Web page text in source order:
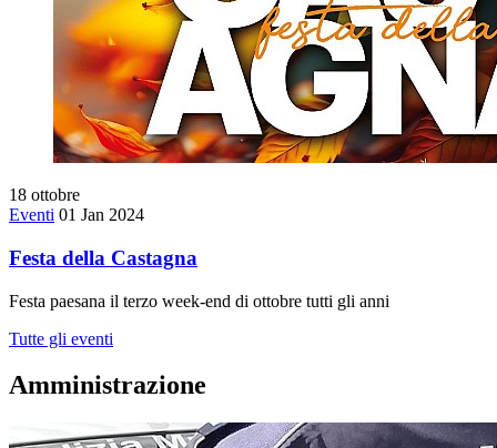
18 ottobre
Eventi 01 Jan 2024
Festa della Castagna
Festa paesana il terzo week-end di ottobre tutti gli anni
Tutte gli eventi
Amministrazione